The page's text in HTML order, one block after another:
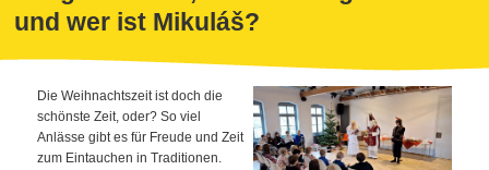
und wer ist Mikuláš?
Die Weihnachtszeit ist doch die
schönste Zeit, oder? So viel
Anlässe gibt es für Freude und Zeit
zum Eintauchen in Traditionen.